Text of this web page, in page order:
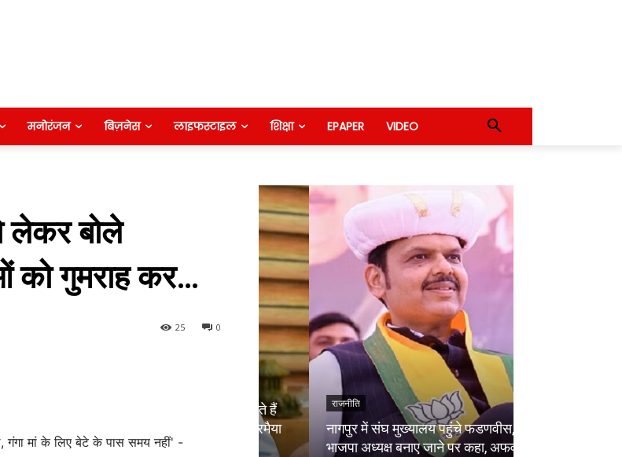
मनोरंजन बिज़नेस लाइफस्टाइल शिक्षा EPAPER VIDEO
लेकर बोले
को गुमराह कर…
0
25
की कुर्सी?
राजनीति
नागपुर में संघ मुख्यालय पहुंचे फडणवीस,
भाजपा अध्यक्ष बनाए जाने पर कहा, अफवाह